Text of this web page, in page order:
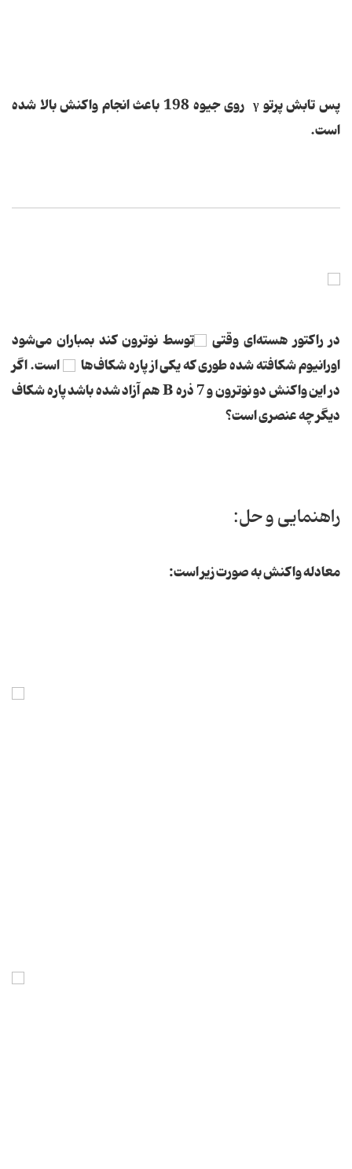
پس تابش پرتوγ
روی جیوه 198 باعث انجام واكنش بالا شده
است.
در راكتور هسته‌ای وقتی
توسط نوترون كند بمباران می‌شود
اورانیوم شكافته شده طوری كه یكی از پاره شكاف‌ها
است. اگر
در این واكنش دو نوترون و 7 ذره B هم آزاد شده باشد پاره شكاف
دیگر چه عنصری است؟
راهنمایی و حل:
معادله واكنش به صورت زیر است: